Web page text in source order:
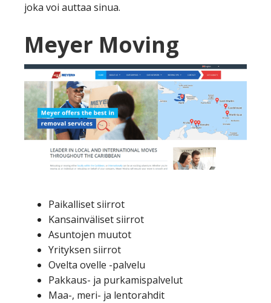
joka voi auttaa sinua.
Meyer Moving
Paikalliset siirrot
Kansainväliset siirrot
Asuntojen muutot
Yrityksen siirrot
Ovelta ovelle -palvelu
Pakkaus- ja purkamispalvelut
Maa-, meri- ja lentorahdit